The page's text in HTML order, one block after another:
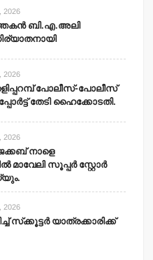
2026
ബി.എ.അലി
2026
പോലീസ്-പോലീസ്
തേടി ഹൈക്കോടതി.
2026
നാളെ
മാവേലി സൂപ്പര്‍ സ്റ്റോര്‍
2026
സ്‌ക്കൂട്ടര്‍ യാത്രക്കാരിക്ക്